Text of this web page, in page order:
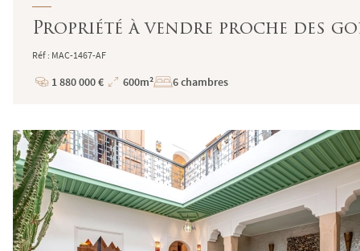
Propriété à vendre proche des
Réf : MAC-1467-AF
Prix
1 880 000 €
Superficie
600m² 6 chambres